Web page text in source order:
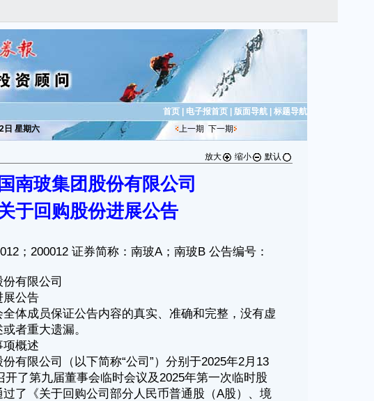
首页 电子报首页 版面导航
标题导航
日 星期六
上一期 下一期
放大 缩小 默认
南玻集团股份有限公司
于回购股份进展公告
编号：
没有虚
2月13
时股
）、境
并披露
》《证
股）、境
易方式回
计调整
回购B
/股，预
万股。